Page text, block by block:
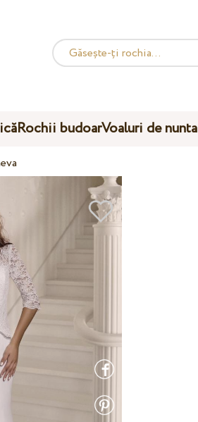
Rochii budoarVoaluri de nunta